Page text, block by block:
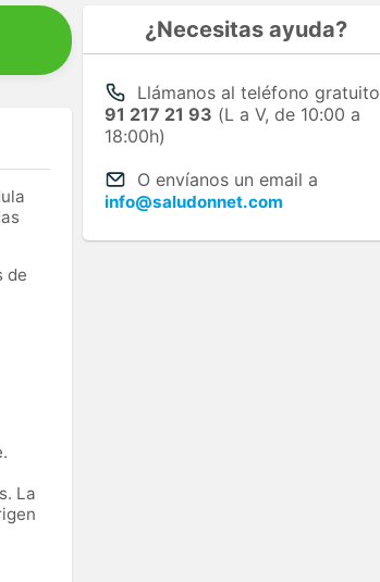
de
La
¿Necesitas ayuda?
Llámanos al teléfono gratuito
91 217 21 93 (L a V, de 10:00 a
18:00h)
O envíanos un email a
info@saludonnet.com